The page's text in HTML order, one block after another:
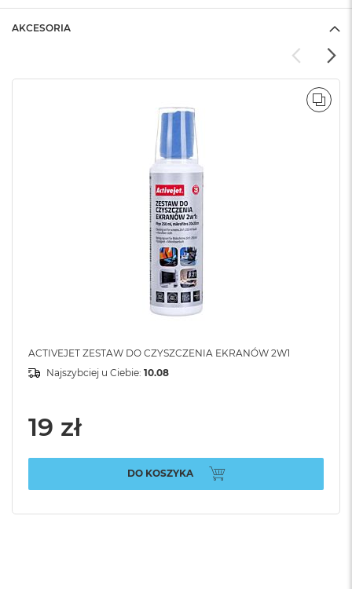
AKCESORIA
ACTIVEJET ZESTAW DO CZYSZCZENIA EKRANÓW 2W1
Najszybciej u Ciebie: 10.08
19 zł
DO KOSZYKA